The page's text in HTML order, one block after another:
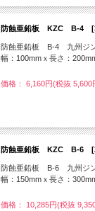
防蝕亜鉛板 KZC B-4
防蝕亜鉛板 B-4 九州ジ
幅：100mmｘ長さ：
価格： 6,160円(税抜 5,600
防蝕亜鉛板 KZC B-6
防蝕亜鉛板 B-6 九州ジ
幅：150mmｘ長さ：
価格： 10,285円(税抜